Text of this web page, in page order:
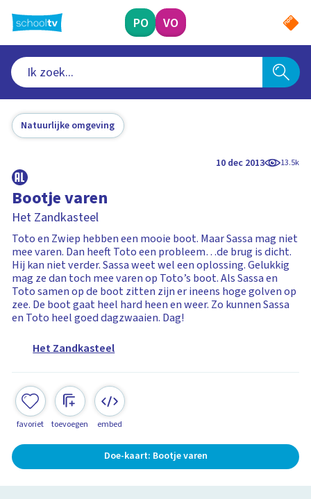
naar
hoofdinhoud
PO VO
Natuurlijke omgeving
10 dec 2013 13.5k
Bootje varen
Het Zandkasteel
Toto en Zwiep hebben een mooie boot. Maar Sassa mag niet
mee varen. Dan heeft Toto een probleem…de brug is dicht.
Hij kan niet verder. Sassa weet wel een oplossing. Gelukkig
mag ze dan toch mee varen op Toto’s boot. Als Sassa en
Toto samen op de boot zitten zijn er ineens hoge golven op
zee. De boot gaat heel hard heen en weer. Zo kunnen Sassa
en Toto heel goed dagzwaaien. Dag!
Het Zandkasteel
favoriet toevoegen embed
Doe-kaart: Bootje varen